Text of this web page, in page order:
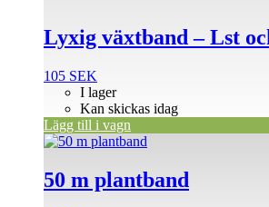
Lyxig växtband – Lst
105 SEK
I lager
Kan skickas idag
Lägg till i vagn
50 m plantband